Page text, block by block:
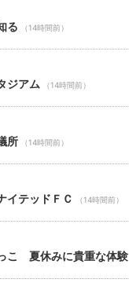
る （14時間前）
ジアム （14時間前）
所 （14時間前）
テッドＦＣ （14時間前）
こ 夏休みに貴重な体験